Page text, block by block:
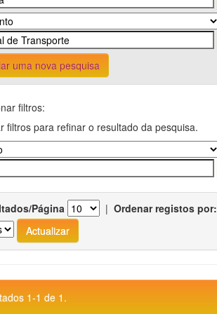
uma nova pesquisa
filtros:
filtros para refinar o resultado da pesquisa.
Página | Ordenar registos por:
1-1 de 1.